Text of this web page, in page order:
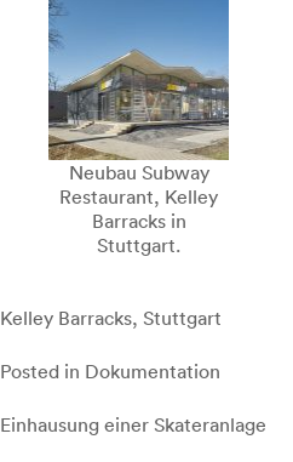
Neubau Subway
Restaurant, Kelley
Barracks in
Stuttgart.
Kelley Barracks, Stuttgart
Posted in Dokumentation
Beitragsnavigation
Einhausung einer Skateranlage